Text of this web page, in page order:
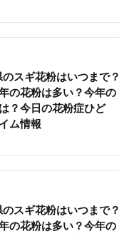
スギ花粉はいつまで？
の花粉は多い？今年の
？今日の花粉症ひど
ム情報
スギ花粉はいつまで？
の花粉は多い？今年の